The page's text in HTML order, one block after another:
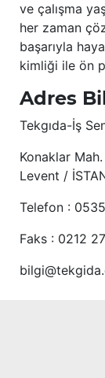
ve çalışma
her zaman
başarıyla
kimliği ile ön
Adres
Tekgıda-İş
Konaklar
Levent /
Telefon :
Faks : 0212